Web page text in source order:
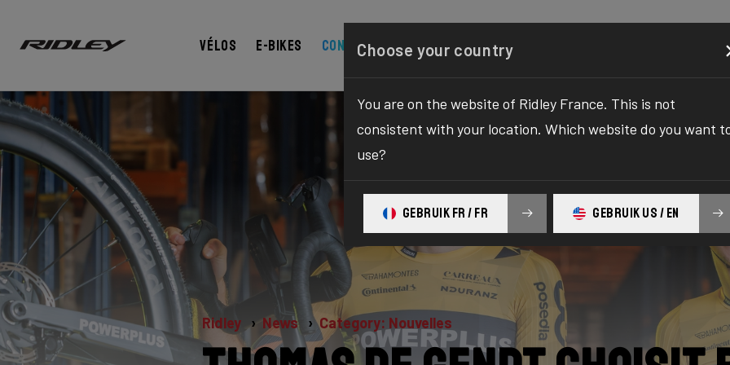
Vélos E-bikes Configurator Boutique À propos
Ridley News Category: Nouvelles
Choose your country
You are on the website of Ridley France. This is not
consistent with your location. Which website do you want
use?
GEBRUIK FR / FR GEBRUIK US / EN